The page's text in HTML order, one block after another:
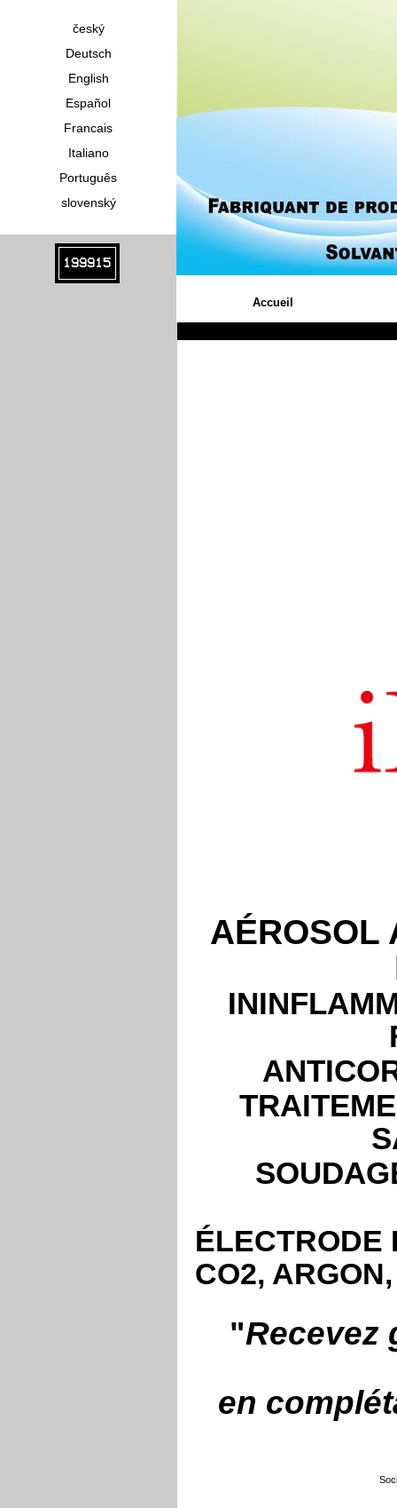
český
Deutsch
English
Español
Francais
Italiano
Português
slovenský
199915
Accueil
AÉROSOL
ÉLECTRODE
CO2, ARGON,
"Recevez
en